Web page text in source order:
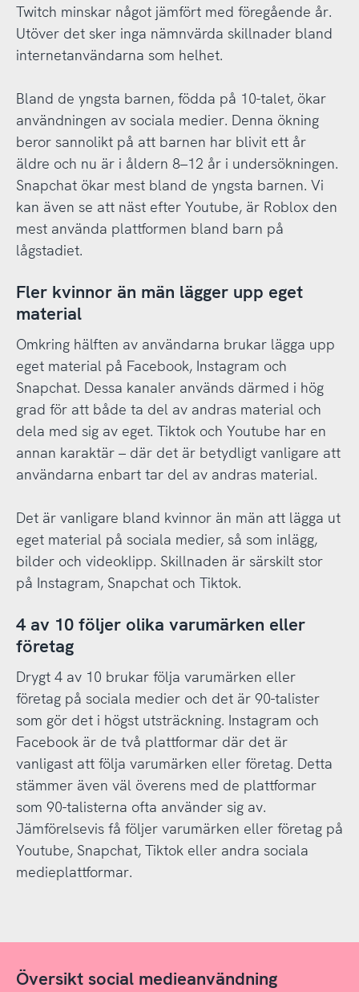
Twitch minskar något jämfört med föregående år.
Utöver det sker inga nämnvärda skillnader bland
internetanvändarna som helhet.
Bland de yngsta barnen, födda på 10-talet, ökar
användningen av sociala medier. Denna ökning
beror sannolikt på att barnen har blivit ett år
äldre och nu är i åldern 8–12 år i undersökningen.
Snapchat ökar mest bland de yngsta barnen. Vi
kan även se att näst efter Youtube, är Roblox den
mest använda plattformen bland barn på
lågstadiet.
Fler kvinnor än män lägger upp eget
material
Omkring hälften av användarna brukar lägga upp
eget material på Facebook, Instagram och
Snapchat. Dessa kanaler används därmed i hög
grad för att både ta del av andras material och
dela med sig av eget. Tiktok och Youtube har en
annan karaktär – där det är betydligt vanligare att
användarna enbart tar del av andras material.
Det är vanligare bland kvinnor än män att lägga ut
eget material på sociala medier, så som inlägg,
bilder och videoklipp. Skillnaden är särskilt stor
på Instagram, Snapchat och Tiktok.
4 av 10 följer olika varumärken eller
företag
Drygt 4 av 10 brukar följa varumärken eller
företag på sociala medier och det är 90-talister
som gör det i högst utsträckning. Instagram och
Facebook är de två plattformar där det är
vanligast att följa varumärken eller företag. Detta
stämmer även väl överens med de plattformar
som 90-talisterna ofta använder sig av.
Jämförelsevis få följer varumärken eller företag på
Youtube, Snapchat, Tiktok eller andra sociala
medieplattformar.
Översikt social medieanvändning